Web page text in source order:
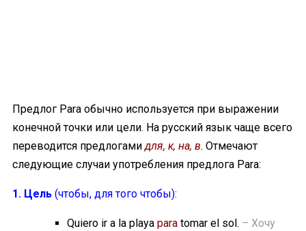
Предлог Para обычно используется при выражении
конечной точки или цели. На русский язык чаще всего
переводится предлогамидля, к, на, в. Отмечают
следующие случаи употребления предлога Para:
1. Цель (чтобы, для того чтобы):
Quiero ir a la playa para tomar el sol. – Хочу